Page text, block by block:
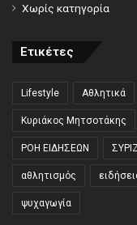
Χωρίς κατηγορία
Ετικέτες
Lifestyle Αθλητικά
Κυριάκος Μητσοτάκης
ΡΟΗ ΕΙΔΗΣΕΩΝ
αθλητισμός
ψυχαγωγία